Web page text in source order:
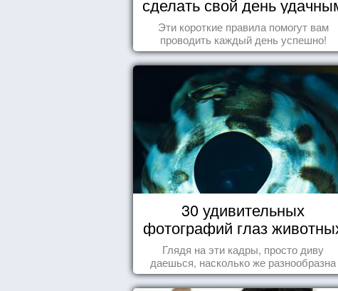
сделать свой день
Эти короткие правила помогут вам
проводить каждый день успешно!
30 удивительных
фотографий глаз
Глядя на эти кадры, просто диву
даешься, насколько же разнообразна
природа нашего мира!